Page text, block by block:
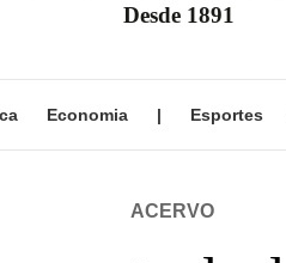
Desde 1891
Economia | Esportes
ACERVO